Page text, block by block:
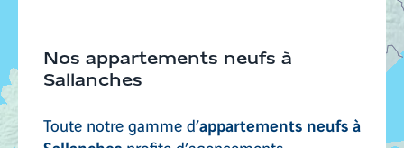
Nos appartements neufs à
Sallanches
Toute notre gamme d’appartements neufs à